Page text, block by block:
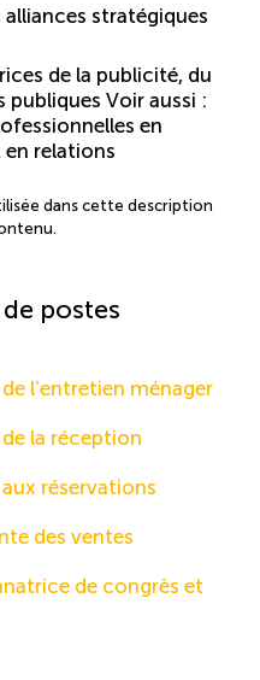
stratégiques
de la publicité, du
Voir aussi :
en
relations
dans cette description
postes
l’entretien ménager
la réception
réservations
des ventes
de congrès et